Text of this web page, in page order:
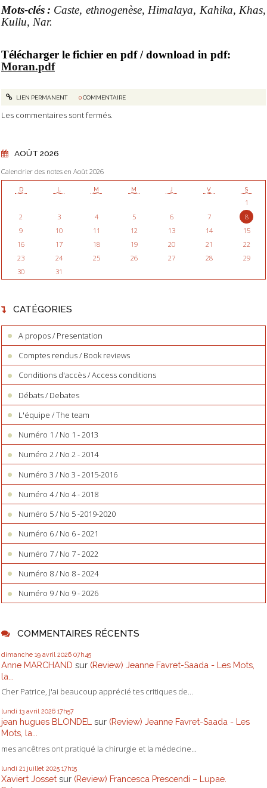
AOÛT 2026
Calendrier des notes en Août 2026
D L M M J V S
1
2
3 4 5 6 7
8
9
10 11 12 13 14
15
16
17 18 19 20 21
22
23
24 25 26 27 28
29
30
31
CATÉGORIES
A propos / Presentation
Comptes rendus / Book reviews
Conditions d'accès / Access conditions
Débats / Debates
L'équipe / The team
Numéro 1 / No 1 - 2013
Numéro 2 / No 2 - 2014
Numéro 3 / No 3 - 2015-2016
Numéro 4 / No 4 - 2018
Numéro 5 / No 5 -2019-2020
Numéro 6 / No 6 - 2021
Numéro 7 / No 7 - 2022
Numéro 8 / No 8 - 2024
Numéro 9 / No 9 - 2026
COMMENTAIRES RÉCENTS
dimanche 19 avril 2026 07h45
Anne MARCHAND sur (Review) Jeanne Favret-Saada - Les Mots,
la...
Cher Patrice, J'ai beaucoup apprécié tes critiques de...
lundi 13 avril 2026 17h57
jean hugues BLONDEL sur (Review) Jeanne Favret-Saada - Les
Mots, la...
mes ancêtres ont pratiqué la chirurgie et la médecine...
lundi 21 juillet 2025 17h15
Xaviert Josset sur (Review) Francesca Prescendi – Lupae.
Mots-clés : Caste, ethnogenèse, Himalaya, Kahika, Khas,
Kullu, Nar.
Télécharger le fichier en pdf / download in pdf:
Moran.pdf
LIEN PERMANENT 0COMMENTAIRE
Les commentaires sont fermés.